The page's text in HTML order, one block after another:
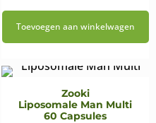
prijs prijs
is:
Toevoegen aan winkelwagen
Zooki
Liposomale Man Multi
60 Capsules